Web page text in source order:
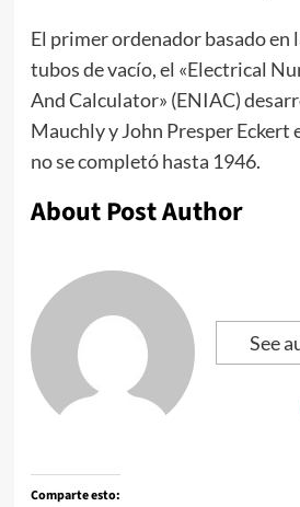
El primer ordenador basado en
tubos de vacío, el «Electrical
And Calculator» (ENIAC)
Mauchly y John Presper Eckert
no se completó hasta 1946.
About Post Author
See
Comparte esto: